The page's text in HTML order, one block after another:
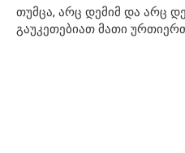
თუმცა, არც დემიმ და არც
გაუკეთებიათ მათი